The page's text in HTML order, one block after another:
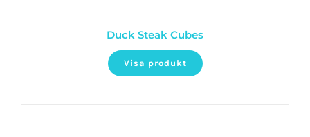
Duck Steak Cubes
Visa produkt